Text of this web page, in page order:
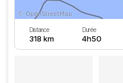
Distance
318 km
Durée
4h50